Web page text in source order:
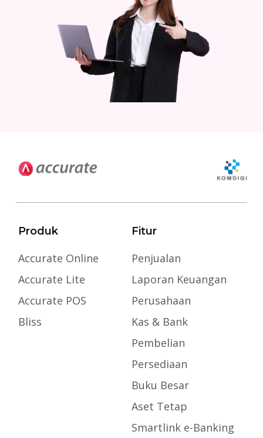
Produk
Accurate Online
Accurate Lite
Accurate POS
Bliss
Fitur
Penjualan
Laporan Keuangan
Perusahaan
Kas & Bank
Pembelian
Persediaan
Buku Besar
Aset Tetap
Smartlink e-Banking